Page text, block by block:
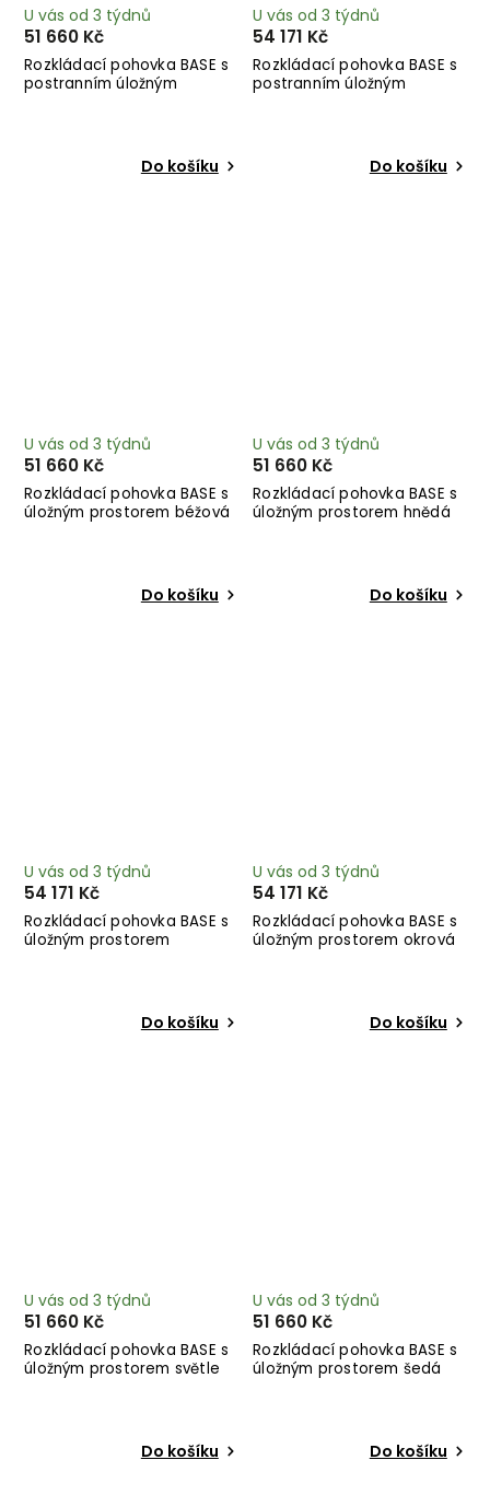
Rozkládací pohovka BASE s
postranním úložným
U vás od 3 týdnů
51 660 Kč
Do košíku
Rozkládací pohovka BASE s
postranním úložným
U vás od 3 týdnů
54 171 Kč
Do košíku
Rozkládací pohovka BASE s
úložným prostorem béžová
U vás od 3 týdnů
51 660 Kč
Do košíku
Rozkládací pohovka BASE s
úložným prostorem hnědá
U vás od 3 týdnů
51 660 Kč
Do košíku
Rozkládací pohovka BASE s
úložným prostorem
U vás od 3 týdnů
54 171 Kč
Do košíku
Rozkládací pohovka BASE s
úložným prostorem okrová
U vás od 3 týdnů
54 171 Kč
Do košíku
Rozkládací pohovka BASE s
úložným prostorem světle
U vás od 3 týdnů
51 660 Kč
Do košíku
Rozkládací pohovka BASE s
úložným prostorem šedá
U vás od 3 týdnů
51 660 Kč
Do košíku